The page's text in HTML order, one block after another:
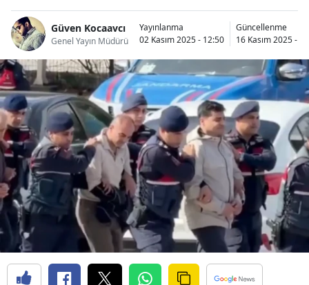
Güven Kocaavcı
Genel Yayın Müdürü
Yayınlanma
02 Kasım 2025 - 12:50
Güncellenme
16 Kasım 2025 -